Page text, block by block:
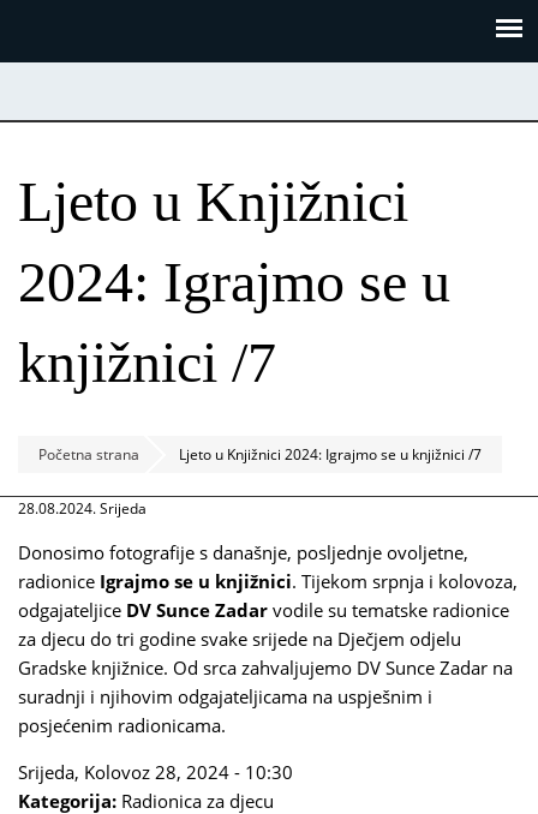
Ljeto u Knjižnici
2024: Igrajmo se u
knjižnici /7
Početna strana Ljeto u Knjižnici 2024: Igrajmo se u knjižnici /7
28.08.2024. Srijeda
Donosimo fotografije s današnje, posljednje ovoljetne,
radionice Igrajmo se u knjižnici. Tijekom srpnja i kolovoza,
odgajateljice DV Sunce Zadar vodile su tematske radionice
za djecu do tri godine svake srijede na Dječjem odjelu
Gradske knjižnice. Od srca zahvaljujemo DV Sunce Zadar na
suradnji i njihovim odgajateljicama na uspješnim i
posjećenim radionicama.
Srijeda, Kolovoz 28, 2024 - 10:30
Kategorija: Radionica za djecu